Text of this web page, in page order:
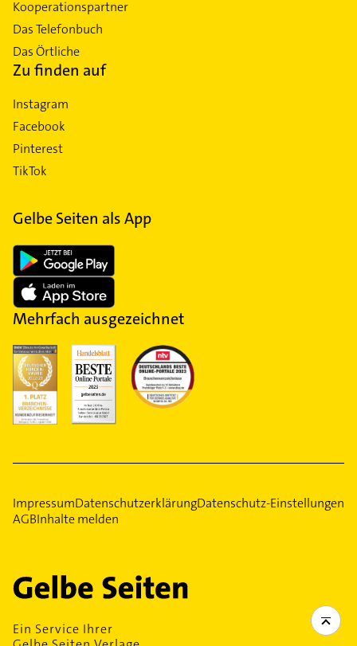
Kooperationspartner
Das Telefonbuch
Das Örtliche
Zu finden auf
Instagram
Facebook
Pinterest
TikTok
Gelbe Seiten als App
Mehrfach ausgezeichnet
ImpressumDatenschutzerklärungDatenschutz-Einstellungen
AGBInhalte melden
Ein Service Ihrer